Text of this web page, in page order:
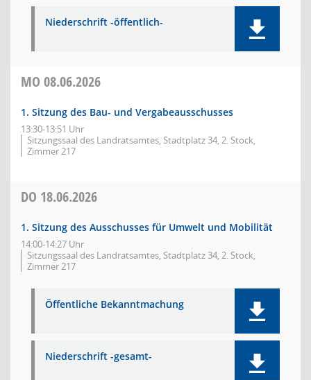
Niederschrift -öffentlich-
MO 08.06.2026
1. Sitzung des Bau- und Vergabeausschusses
13:30-13:51 Uhr
Sitzungssaal des Landratsamtes, Stadtplatz 34, 2. Stock,
Zimmer 217
DO 18.06.2026
1. Sitzung des Ausschusses für Umwelt und Mobilität
14:00-14:27 Uhr
Sitzungssaal des Landratsamtes, Stadtplatz 34, 2. Stock,
Zimmer 217
Öffentliche Bekanntmachung
Niederschrift -gesamt-